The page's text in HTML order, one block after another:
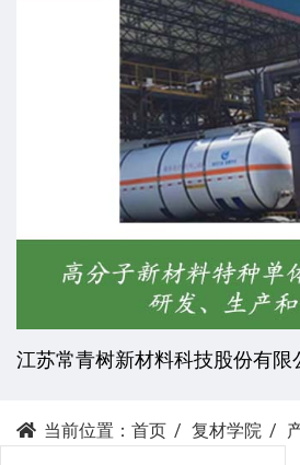
江苏常青树新材料科技股份有限
当前位置： 首页 复材学院